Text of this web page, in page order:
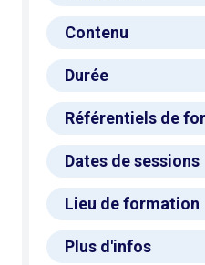
Contenu
Durée
Référentiels de
Dates de sessions
Lieu de formation
Plus d'infos